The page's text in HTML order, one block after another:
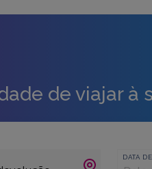
de viajar à
DATA